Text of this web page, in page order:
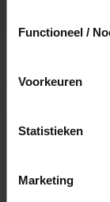
Functioneel /
Voorkeuren
Statistieken
Marketing
Het